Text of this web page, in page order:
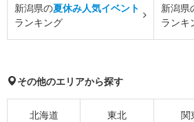
新潟県の夏休み人気イベント
ランキング
新潟県
ランキ
その他のエリアから探す
北海道 東北 関